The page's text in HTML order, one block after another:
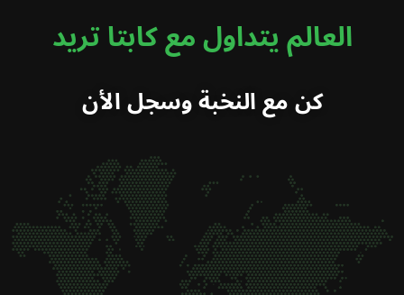
العالم يتداول مع كابتا تريد
كن مع النخبة وسجل الأن